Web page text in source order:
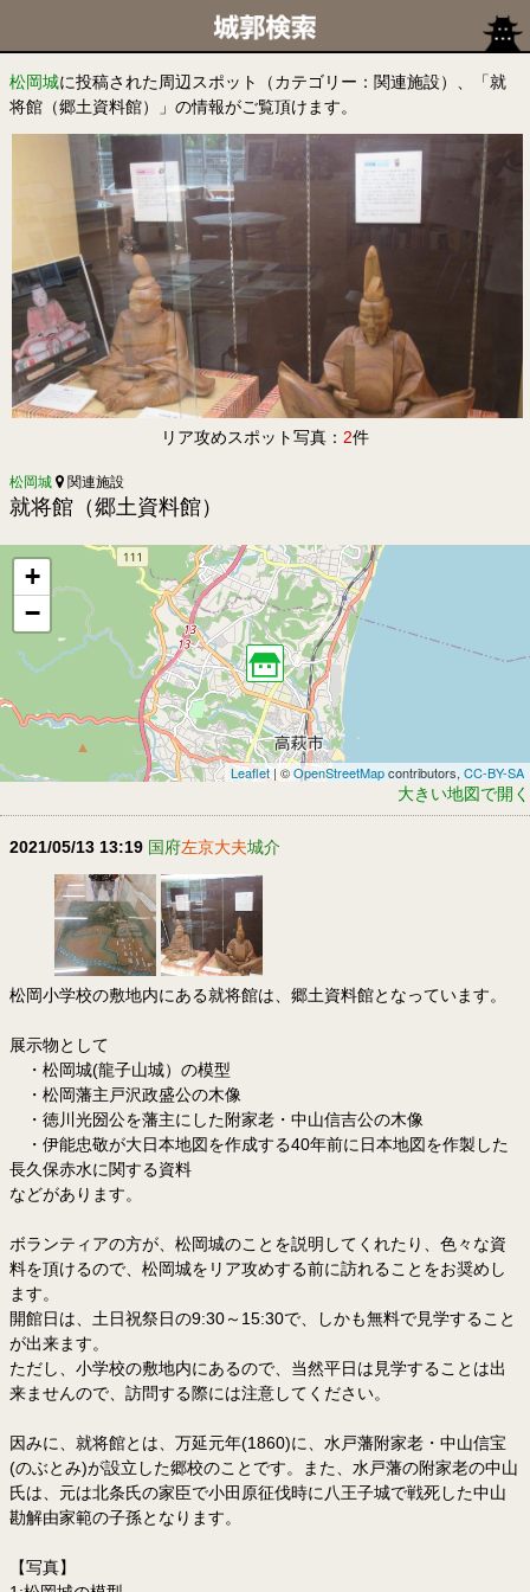
松岡城に投稿された周辺スポット（カテゴリー：関連施設）、「就
将館（郷土資料館）」の情報がご覧頂けます。
リア攻めスポット写真： 2件
松岡城 関連施設
就将館（郷土資料館）
+
−
Leaflet | ©OpenStreetMapcontributors, CC-BY-SA
大きい地図で開く
2021/05/13 13:19 国府左京大夫城介
松岡小学校の敷地内にある就将館は、郷土資料館となっています。
展示物として
・松岡城(龍子山城）の模型
・松岡藩主戸沢政盛公の木像
・徳川光圀公を藩主にした附家老・中山信吉公の木像
・伊能忠敬が大日本地図を作成する40年前に日本地図を作製した
長久保赤水に関する資料
などがあります。
ボランティアの方が、松岡城のことを説明してくれたり、色々な資
料を頂けるので、松岡城をリア攻めする前に訪れることをお奨めし
ます。
開館日は、土日祝祭日の9:30～15:30で、しかも無料で見学すること
が出来ます。
ただし、小学校の敷地内にあるので、当然平日は見学することは出
来ませんので、訪問する際には注意してください。
因みに、就将館とは、万延元年(1860)に、水戸藩附家老・中山信宝
(のぶとみ)が設立した郷校のことです。また、水戸藩の附家老の中山
氏は、元は北条氏の家臣で小田原征伐時に八王子城で戦死した中山
勘解由家範の子孫となります。
【写真】